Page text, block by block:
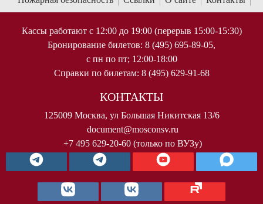
Кассы работают с 12:00 до 19:00 (перерыв 15:00-15:30)
Бронирование билетов: 8 (495) 695-89-05,
с пн по пт; 12:00-18:00
Справки по билетам: 8 (495) 629-91-68
КОНТАКТЫ
125009 Москва, ул Большая Никитская 13/6
document@mosconsv.ru
+7 495 629-20-60 (только по ВУЗу)